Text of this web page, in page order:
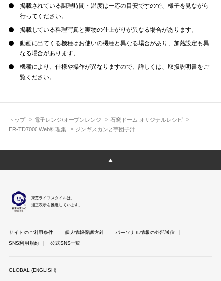
トップ 電子レンジ/オーブンレンジ
石窯ドーム オリジナルレシピ
ER-TD7000 Web料理集
ジンギスカンと芋団子汁
掲載されている調理時間・温度は一応の目安ですので、様子を見ながら
行ってください。
掲載している料理写真と実物の仕上がりが異なる場合があります。
動画に出てくる機種はお使いの機種と異なる場合があり、加熱設定も異
なる場合があります。
機種により、仕様や操作が異なりますので、詳しくは、取扱説明書をご
覧ください。
東芝ライフスタイルは、
適正表示を推進しています。
サイトのご利用条件 個人情報保護方針
パーソナル情報の外部送信
SNS利用規約
公式SNS一覧
GLOBAL (ENGLISH)